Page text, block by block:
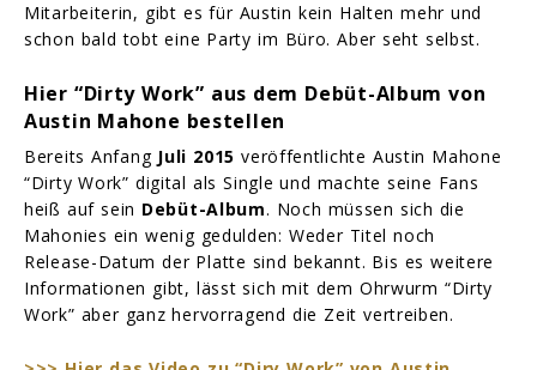
Mitarbeiterin, gibt es für Austin kein Halten mehr und
schon bald tobt eine Party im Büro. Aber seht selbst.
Hier “Dirty Work” aus dem Debüt-Album von
Austin Mahone bestellen
Bereits Anfang Juli 2015 veröffentlichte Austin Mahone
“Dirty Work” digital als Single und machte seine Fans
heiß auf sein Debüt-Album. Noch müssen sich die
Mahonies ein wenig gedulden: Weder Titel noch
Release-Datum der Platte sind bekannt. Bis es weitere
Informationen gibt, lässt sich mit dem Ohrwurm “Dirty
Work” aber ganz hervorragend die Zeit vertreiben.